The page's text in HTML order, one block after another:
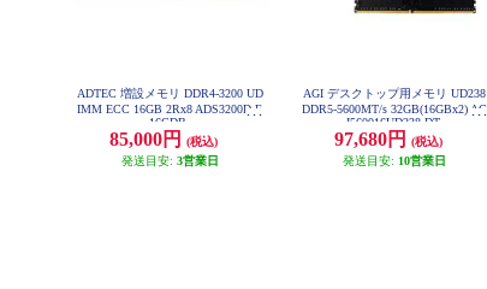
ADTEC 増設メモリ DDR4-3200 UD
IMM ECC 16GB 2Rx8 ADS3200D-E
16GDB
85,000円
(税込)
発送目安: 3営業日
AGI デスクトップ用メモリ UD238
DDR5-5600MT/s 32GB(16GBx2) AG
I560016UD238-DT
97,680円
(税込)
発送目安: 10営業日